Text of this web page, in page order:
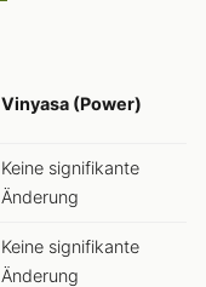
Vinyasa (Power)
Keine signifikante
Änderung
Keine signifikante
Änderung